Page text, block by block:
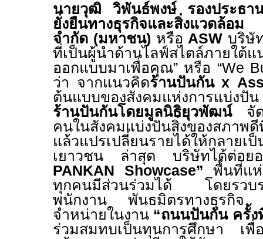
นายวุฒิ วิพันธ์พงษ์ รองประธา
ยั่งยืนทางธุรกิจและสิ่งแวดล้
จำกัด (มหาชน) หรือ ASW บริษั
ที่เป็นผู้นำด้านไลฟ์สไตล์ภา
ออกแบบมาเพื่อคุณ” หรือ “We
ว่า จากแนวคิดร้านปันกัน x
ต้นแบบของสังคมแห่งการแบ่งปั
ร้านปันกันโดยมูลนิธิยุวพัฒน์จัด
คนในสังคมแบ่งปันสิ่งของสภาพ
แล้วแปรเปลี่ยนรายได้ให้กลายเ
เยาวชน ล่าสุด บริษัทได้ต่อ
PANKAN Showcase” พื้นที่แห่
ทุกคนมีส่วนร่วมได้ โดยรวบร
พนักงาน พันธมิตรทางธุรกิ
จำหน่ายในงาน “ถนนปันกัน ครั้
ร่วมสมทบเป็นทุนการศึกษา เพื่